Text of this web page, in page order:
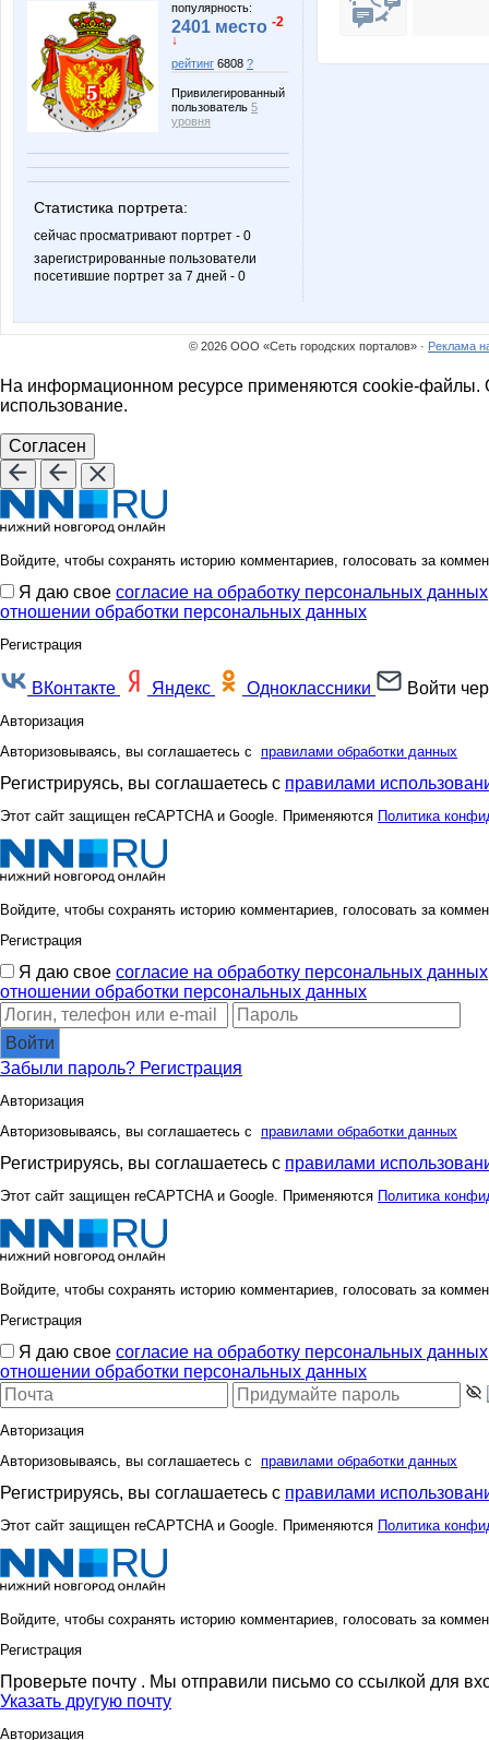
популярность:
2401 место -2
↓
рейтинг 6808 ?
Привилегированный
пользователь 5
уровня
Статистика портрета:
сейчас просматривают портрет - 0
зарегистрированные пользователи
посетившие портрет за 7 дней - 0
irina*nn
reklamka
Аврора*
© 2026 ООО «Сеть городских порталов» · Реклама
На информационном ресурсе применяются cookie-файлы.
использование.
Согласен
Войдите, чтобы сохранять историю комментариев, голосовать за
Я даю свое согласие на обработку персональных данных
отношении обработки персональных данных
Регистрация
ВКонтакте Яндекс Одноклассники Войти
Авторизация
Авторизовываясь, вы соглашаетесь с правилами обработки данных
Регистрируясь, вы соглашаетесь с правилами
Этот сайт защищен reCAPTCHA и Google. Применяются Политика
Войдите, чтобы сохранять историю комментариев, голосовать за
Регистрация
Я даю свое согласие на обработку персональных данных
отношении обработки персональных данных
Войти
Забыли пароль? Регистрация
Авторизация
Авторизовываясь, вы соглашаетесь с правилами обработки данных
Регистрируясь, вы соглашаетесь с правилами
Этот сайт защищен reCAPTCHA и Google. Применяются Политика
Войдите, чтобы сохранять историю комментариев, голосовать за
Регистрация
Я даю свое согласие на обработку персональных данных
отношении обработки персональных данных
Авторизация
Авторизовываясь, вы соглашаетесь с правилами обработки данных
Регистрируясь, вы соглашаетесь с правилами
Этот сайт защищен reCAPTCHA и Google. Применяются Политика
Войдите, чтобы сохранять историю комментариев, голосовать за
Регистрация
Проверьте почту . Мы отправили письмо со ссылкой для
Указать другую почту
Авторизация